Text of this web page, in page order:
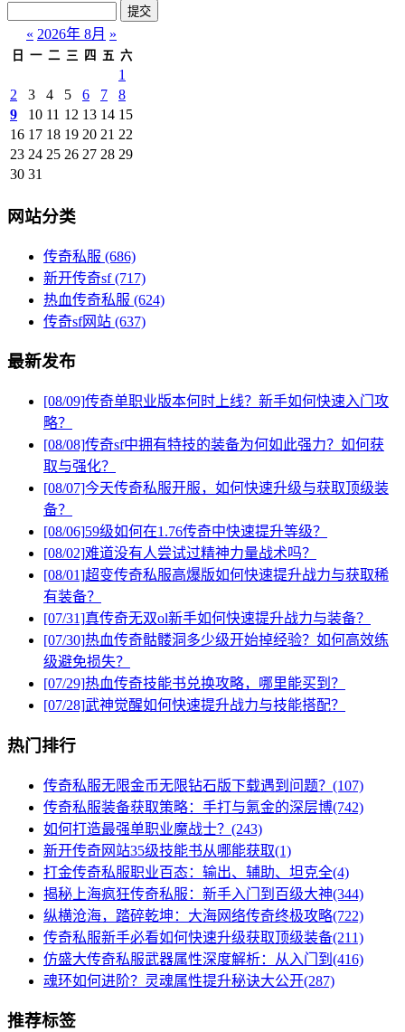
« 2026年 8月 »
日 一 二 三 四 五 六
1
2
3 4 5 6 7
8
9
10 11 12 13 14 15
16 17 18 19 20 21 22
23 24 25 26 27 28 29
30 31
网站分类
传奇私服 (686)
新开传奇sf(717)
热血传奇私服 (624)
传奇sf网站 (637)
最新发布
[08/09]传奇单职业版本何时上线？新手如何快速入门攻
略？
[08/08]传奇sf中拥有特技的装备为何如此强力？如何获
取与强化？
[08/07]今天传奇私服开服，如何快速升级与获取顶级装
备？
[08/06]59级如何在1.76传奇中快速提升等级？
[08/02]难道没有人尝试过精神力量战术吗？
[08/01]超变传奇私服高爆版如何快速提升战力与获取稀
有装备？
[07/31]真传奇无双ol新手如何快速提升战力与装备？
[07/30]热血传奇骷髅洞多少级开始掉经验？如何高效练
级避免损失？
[07/29]热血传奇技能书兑换攻略，哪里能买到？
[07/28]武神觉醒如何快速提升战力与技能搭配？
热门排行
传奇私服无限金币无限钻石版下载遇到问题？(107)
传奇私服装备获取策略：手打与氪金的深层博(742)
如何打造最强单职业魔战士？(243)
新开传奇网站35级技能书从哪能获取(1)
打金传奇私服职业百态：输出、辅助、坦克全(4)
揭秘上海疯狂传奇私服：新手入门到百级大神(344)
纵横沧海，踏碎乾坤：大海网络传奇终极攻略(722)
传奇私服新手必看如何快速升级获取顶级装备(211)
仿盛大传奇私服武器属性深度解析：从入门到(416)
魂环如何进阶？灵魂属性提升秘诀大公开(287)
推荐标签